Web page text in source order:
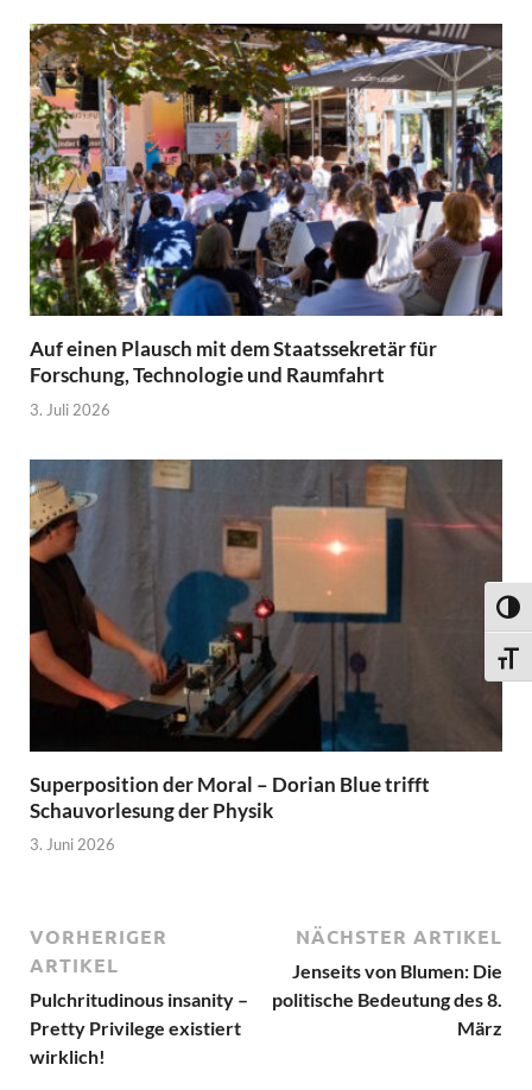
Auf einen Plausch mit dem Staatssekretär für
Forschung, Technologie und Raumfahrt
3. Juli 2026
Superposition der Moral – Dorian Blue trifft
Schauvorlesung der Physik
3. Juni 2026
VORHERIGER
ARTIKEL
Pulchritudinous insanity –
Pretty Privilege existiert
wirklich!
NÄCHSTER ARTIKEL
Jenseits von Blumen: Die
politische Bedeutung des 8.
März